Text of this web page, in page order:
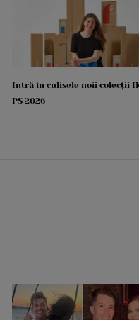
Intră în culisele noii colecții
PS 2026